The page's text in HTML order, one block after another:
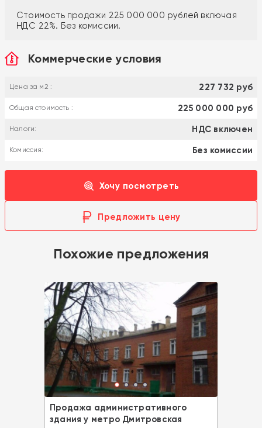
Стоимость продажи 225 000 000 рублей включая
НДС 22%. Без комиссии.
Коммерческие условия
Цена за м2 : 227 732 руб
Общая стоимость : 225 000 000 руб
Налоги: НДС включен
Комиссия: Без комиссии
Хочу посмотреть
Предложить цену
Похожие предложения
Продажа административного
здания у метро Дмитровская